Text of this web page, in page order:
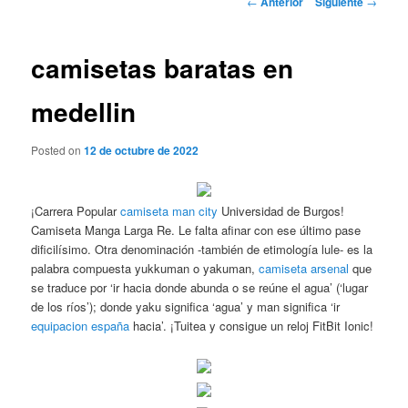
camisetas baratas en
medellin
Posted on12 de octubre de 2022
¡Carrera Popularcamiseta man city Universidad de Burgos!
Camiseta Manga Larga Re. Le falta afinar con ese último pase
dificilísimo. Otra denominación -también de etimología lule- es la
palabra compuesta yukkuman o yakuman,camiseta arsenal que
se traduce por ‘ir hacia donde abunda o se reúne el agua’ (‘lugar
de los ríos’); donde yaku significa ‘agua’ y man significa ‘ir
equipacion españa hacia’. ¡Tuitea y consigue un reloj FitBit Ionic!